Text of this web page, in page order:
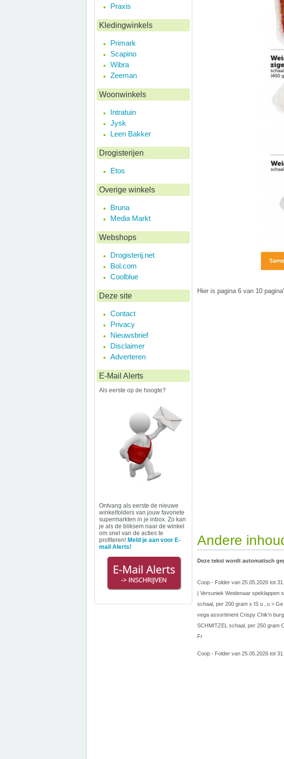
Hier is pagina 6 van 10
Andere
Deze tekst wordt automatisch
Coop - Folder van 25.05.2026 tot
| Versuniek Weidenaar speklappen
schaal, per 200 gram x IS u ‚ u >
vega assortiment Crispy Chik'n
SCHMITZEL schaal, per 250 gram
Fr
Coop - Folder van 25.05.2026 tot
Praxis
Kledingwinkels
Primark
Scapino
Wibra
Zeeman
Woonwinkels
Intratuin
Jysk
Leen Bakker
Drogisterijen
Etos
Overige winkels
Bruna
Media Markt
Webshops
Drogisterij.net
Bol.com
Coolblue
Deze site
Contact
Privacy
Nieuwsbrief
Disclaimer
Adverteren
E-Mail Alerts
Als eerste op de hoogte?
Ontvang als eerste de nieuwe
winkelfolders van jouw favoriete
supermarkten in je inbox. Zo kan
je als de bliksem naar de winkel
om snel van de acties te
profiteren! Meld je aan voor E-
mail Alerts!